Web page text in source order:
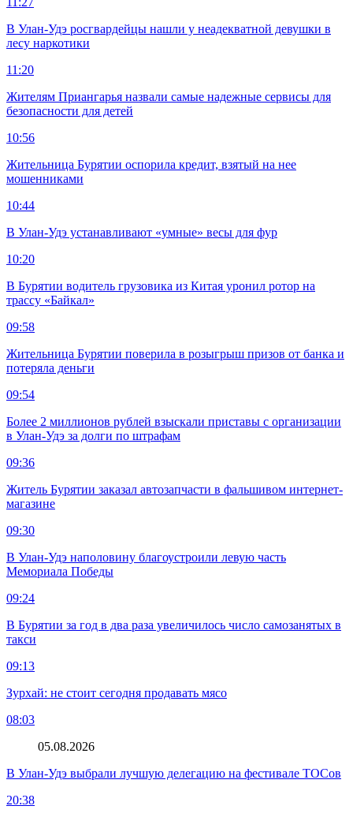
В Улан-Удэ росгвардейцы нашли у неадекватной девушки в
лесу наркотики
11:20
Жителям Приангарья назвали самые надежные сервисы для
безопасности для детей
10:56
Жительница Бурятии оспорила кредит, взятый на нее
мошенниками
10:44
В Улан-Удэ устанавливают «умные» весы для фур
10:20
В Бурятии водитель грузовика из Китая уронил ротор на
трассу «Байкал»
09:58
Жительница Бурятии поверила в розыгрыш призов от банка и
потеряла деньги
09:54
Более 2 миллионов рублей взыскали приставы с организации
в Улан-Удэ за долги по штрафам
09:36
Житель Бурятии заказал автозапчасти в фальшивом интернет-
магазине
09:30
В Улан-Удэ наполовину благоустроили левую часть
Мемориала Победы
09:24
В Бурятии за год в два раза увеличилось число самозанятых в
такси
09:13
Зурхай: не стоит сегодня продавать мясо
08:03
05.08.2026
В Улан-Удэ выбрали лучшую делегацию на фестивале ТОСов
20:38